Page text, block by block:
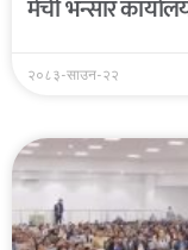
मेची भन्सार
२०८३-साउन-२२